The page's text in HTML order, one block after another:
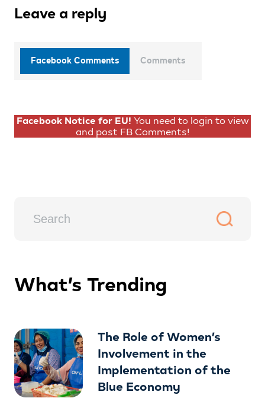
Leave a reply
Facebook Comments Comments
Facebook Notice for EU! You need to login to view
and post FB Comments!
What’s Trending
The Role of Women’s
Involvement in the
Implementation of the
Blue Economy